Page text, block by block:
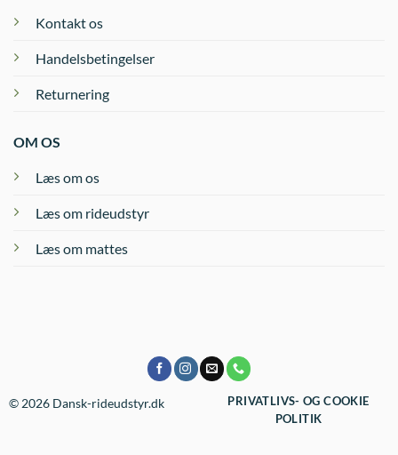
Kontakt os
Handelsbetingelser
Returnering
OM OS
Læs om os
Læs om rideudstyr
Læs om mattes
© 2026 Dansk-rideudstyr.dk
PRIVATLIVS- OG COOKIE
POLITIK